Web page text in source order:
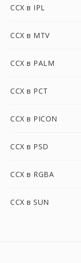
CCX в IPL
CCX в MTV
CCX в PALM
CCX в PCT
CCX в PICON
CCX в PSD
CCX в RGBA
CCX в SUN